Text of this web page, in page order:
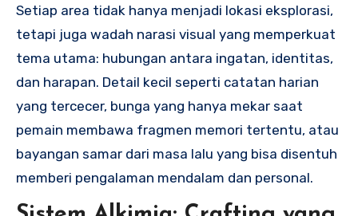
Setiap area tidak hanya menjadi lokasi eksplorasi,
tetapi juga wadah narasi visual yang memperkuat
tema utama: hubungan antara ingatan, identitas,
dan harapan. Detail kecil seperti catatan harian
yang tercecer, bunga yang hanya mekar saat
pemain membawa fragmen memori tertentu, atau
bayangan samar dari masa lalu yang bisa disentuh
memberi pengalaman mendalam dan personal.